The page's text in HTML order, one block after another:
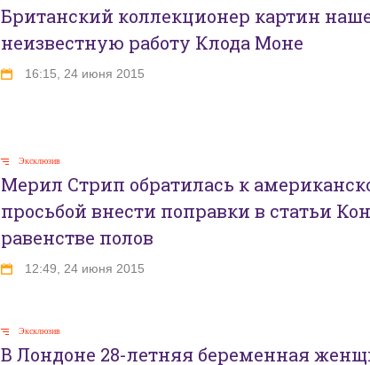
Британский коллекционер картин
неизвестную работу Клода Моне
16:15, 24 июня 2015
Эксклюзив
Мерил Стрип обратилась к
просьбой внести поправки в статьи
равенстве полов
12:49, 24 июня 2015
Эксклюзив
В Лондоне 28-летняя беременная